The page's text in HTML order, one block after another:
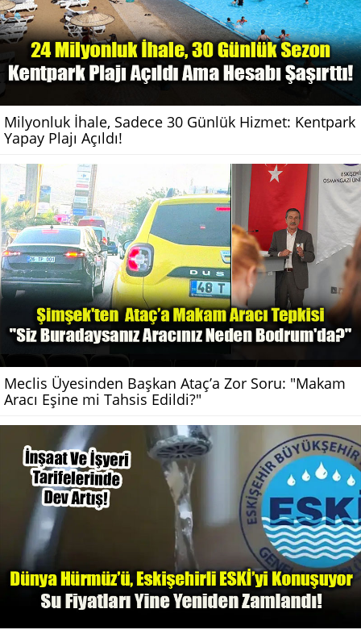
Milyonluk İhale, Sadece 30 Günlük Hizmet: Kentpark
Yapay Plajı Açıldı!
Meclis Üyesinden Başkan Ataç’a Zor Soru: "Makam
Aracı Eşine mi Tahsis Edildi?"